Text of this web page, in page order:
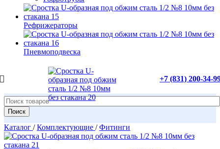
Рефрижераторы
Пневмоподвеска
+7 (831) 200-34-
Поиск
Каталог / Комплектующие / Фитинги